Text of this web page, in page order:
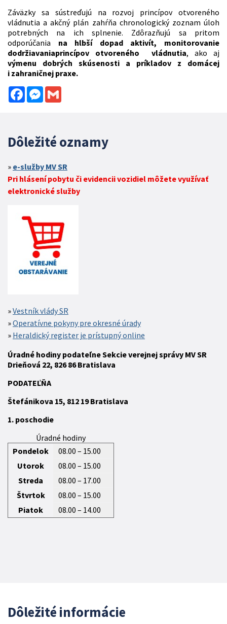
Záväzky sa sústreďujú na rozvoj princípov otvoreného
vládnutia a akčný plán zahŕňa chronologický zoznam úloh
potrebných na ich splnenie. Zdôrazňujú sa pritom
odporúčania na hlbší dopad aktivít, monitorovanie
dodržiavaniaprincípov otvoreného vládnutia, ako aj
výmenu dobrých skúsenosti a príkladov z domácej
i zahraničnej praxe.
FacebookMessenger
Dôležité oznamy
e-služby MV SR
Pri hlásení pobytu či evidencii vozidiel môžete využívať
elektronické služby
Vestník vlády SR
Operatívne pokyny pre okresné úrady
Heraldický register je prístupný online
Úradné hodiny podateľne Sekcie verejnej správy MV SR
Drieňová 22, 826 86 Bratislava
PODATEĽŇA
Štefánikova 15, 812 19Bratislava
1. poschodie
Úradné hodiny
Pondelok
08.00 – 15.00
Utorok
08.00 – 15.00
Streda
08.00 – 17.00
Štvrtok
08.00 – 15.00
Piatok
08.00 – 14.00
Dôležité informácie